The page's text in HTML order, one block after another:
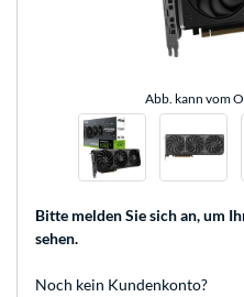
Abb. kann vom
Bitte melden Sie sich an, um
sehen.
Noch kein Kundenkonto?